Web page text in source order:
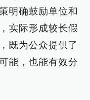
明确鼓励单位和
实际形成较长假
既为公众提供了
能，也能有效分